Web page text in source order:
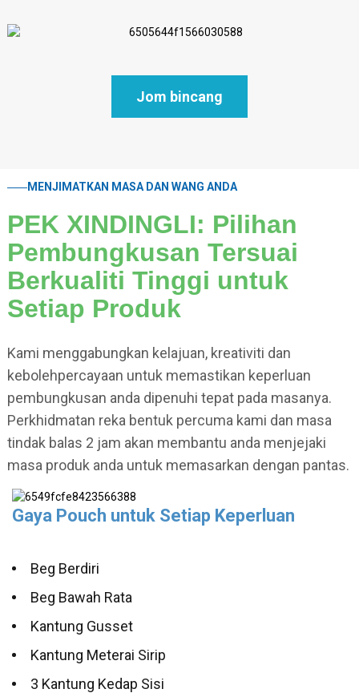
Jom bincang
MENJIMATKAN MASA DAN WANG ANDA
PEK XINDINGLI: Pilihan
Pembungkusan Tersuai
Berkualiti Tinggi untuk
Setiap Produk
Kami menggabungkan kelajuan, kreativiti dan
kebolehpercayaan untuk memastikan keperluan
pembungkusan anda dipenuhi tepat pada masanya.
Perkhidmatan reka bentuk percuma kami dan masa
tindak balas 2 jam akan membantu anda menjejaki
masa produk anda untuk memasarkan dengan pantas.
Gaya Pouch untuk Setiap Keperluan
Beg Berdiri
Beg Bawah Rata
Kantung Gusset
Kantung Meterai Sirip
3 Kantung Kedap Sisi